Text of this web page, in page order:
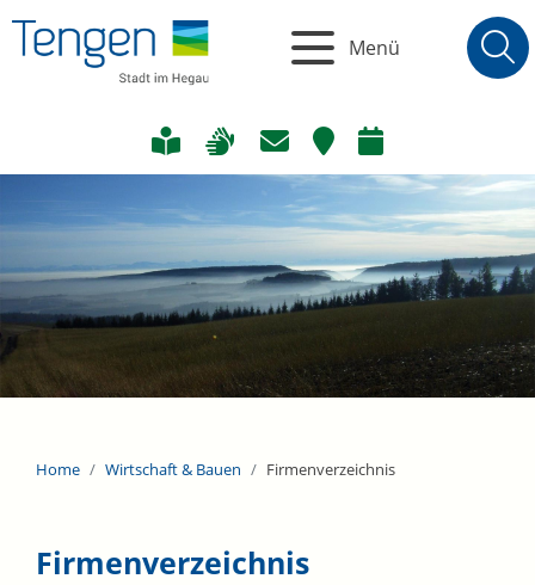
Menü
Home Wirtschaft & Bauen Firmenverzeichnis
Firmenverzeichnis